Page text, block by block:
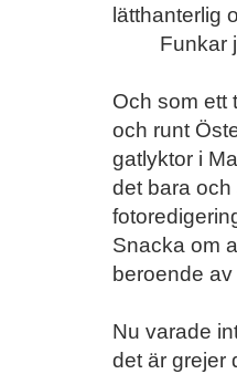
lätthanterlig
Funkar
Och som ett
och runt
gatlyktor i
det bara och
Snacka om
beroende
Nu varade
det är grejer